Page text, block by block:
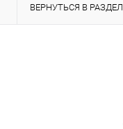
ВЕРНУТЬСЯ В РАЗДЕЛ